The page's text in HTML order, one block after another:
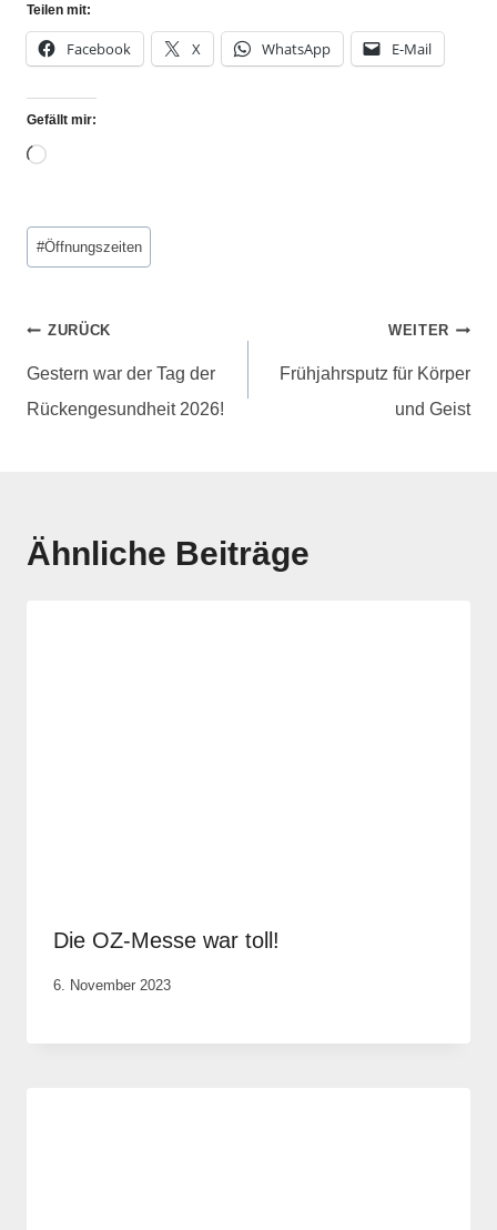
Teilen mit:
Facebook X WhatsApp E-Mail
Gefällt mir:
#Öffnungszeiten
ZURÜCK
Gestern war der Tag der
Rückengesundheit 2026!
WEITER
Frühjahrsputz für Körper
und Geist
Ähnliche Beiträge
Die OZ-Messe war toll!
Von
Krause
6. November 2023